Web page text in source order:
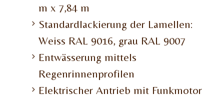
m x 7,84 m
Standardlackierung der Lamellen:
Weiss RAL 9016, grau RAL 9007
Entwässerung mittels
Regenrinnenprofilen
Elektrischer Antrieb mit Funkmotor